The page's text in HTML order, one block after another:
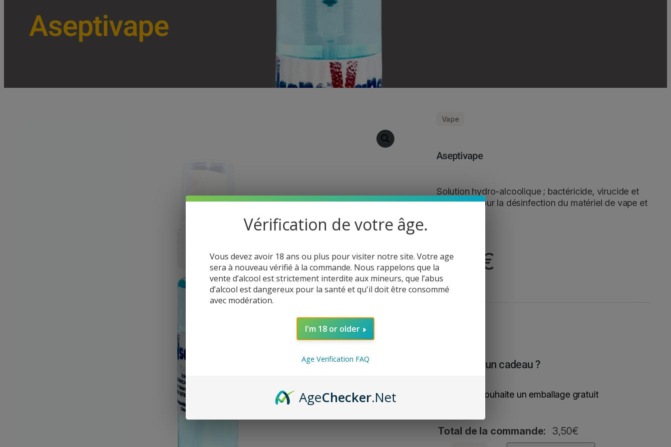
Aseptivape
Vape
Aseptivape
Solution hydro-alcoolique ; bactéricide, virucide et
fongicide pour la désinfection du matériel de vape et
3,50 €
C’est pour un cadeau ?
Oui, je souhaite un emballage gratuit
Total de la commande: 3,50€
Vérification de votre âge.
Vous devez avoir 18 ans ou plus pour visiter notre site. Votre age
sera à nouveau vérifié à la commande. Nous rappelons que la
vente d’alcool est strictement interdite aux mineurs, que l’abus
d’alcool est dangereux pour la santé et qu'il doit être consommé
avec modération.
I'm 18 or older
Age Verification FAQ
AgeChecker.Net